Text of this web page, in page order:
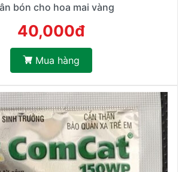
bón cho hoa mai vàng
40,000đ
Mua hàng